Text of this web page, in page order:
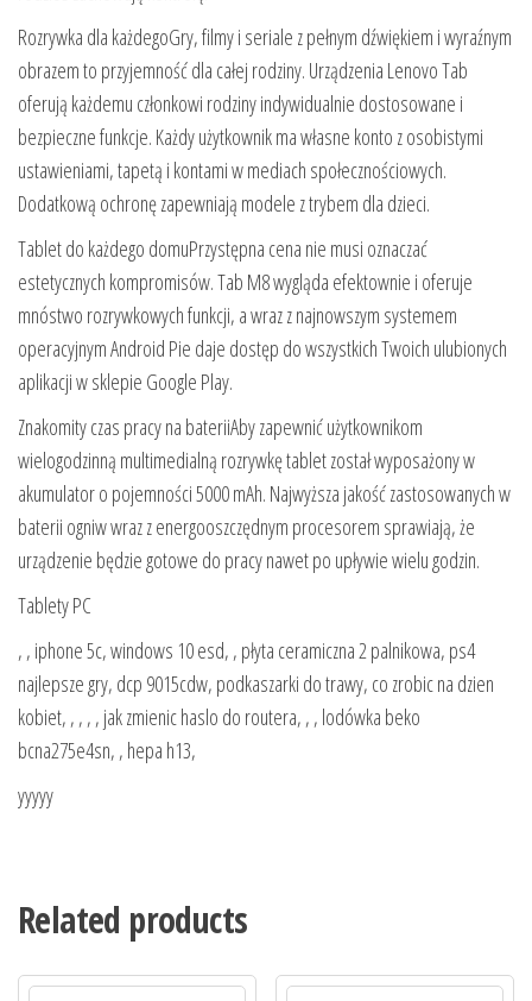
Rozrywka dla każdegoGry, filmy i seriale z pełnym dźwiękiem i wyraźnym
obrazem to przyjemność dla całej rodziny. Urządzenia Lenovo Tab
oferują każdemu członkowi rodziny indywidualnie dostosowane i
bezpieczne funkcje. Każdy użytkownik ma własne konto z osobistymi
ustawieniami, tapetą i kontami w mediach społecznościowych.
Dodatkową ochronę zapewniają modele z trybem dla dzieci.
Tablet do każdego domuPrzystępna cena nie musi oznaczać
estetycznych kompromisów. Tab M8 wygląda efektownie i oferuje
mnóstwo rozrywkowych funkcji, a wraz z najnowszym systemem
operacyjnym Android Pie daje dostęp do wszystkich Twoich ulubionych
aplikacji w sklepie Google Play.
Znakomity czas pracy na bateriiAby zapewnić użytkownikom
wielogodzinną multimedialną rozrywkę tablet został wyposażony w
akumulator o pojemności 5000 mAh. Najwyższa jakość zastosowanych w
baterii ogniw wraz z energooszczędnym procesorem sprawiają, że
urządzenie będzie gotowe do pracy nawet po upływie wielu godzin.
Tablety PC
, , iphone 5c, windows 10 esd, , płyta ceramiczna 2 palnikowa, ps4
najlepsze gry, dcp 9015cdw, podkaszarki do trawy, co zrobic na dzien
kobiet, , , , , jak zmienic haslo do routera, , , lodówka beko
bcna275e4sn, , hepa h13,
yyyyy
Related products